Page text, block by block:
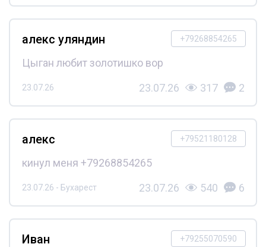
+79268854265
алекс уляндин
Цыган любит золотишко вор
23.07.26 23.07.26 317 2
+79521180128
алекс
кинул меня +79268854265
23.07.26 - Бухарест 23.07.26 540 6
+79255070590
Иван